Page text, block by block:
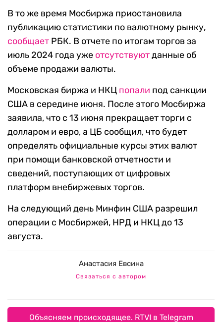
В то же время Мосбиржа приостановила
публикацию статистики по валютному рынку,
сообщает РБК. В отчете по итогам торгов за
июль 2024 года уже отсутствуютданные об
объеме продажи валюты.
Московская биржа и НКЦ попали под санкции
США в середине июня. После этого Мосбиржа
заявила, что с 13 июня прекращает торги с
долларом и евро, а ЦБ сообщил, что будет
определять официальные курсы этих валют
при помощи банковской отчетности и
сведений, поступающих от цифровых
платформ внебиржевых торгов.
На следующий день Минфин США разрешил
операции с Мосбиржей, НРД и НКЦ до 13
августа.
Анастасия Евсина
Связаться с автором
Объясняем происходящее. RTVI в Telegram